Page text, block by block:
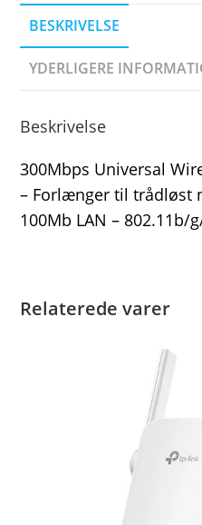
BESKRIVELSE
YDERLIGERE
Beskrivelse
300Mbps Universal
– Forlænger til trådløst
100Mb LAN – 802.11b/
Relaterede varer